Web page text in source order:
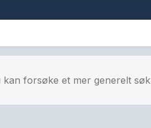
forsøke et mer generelt